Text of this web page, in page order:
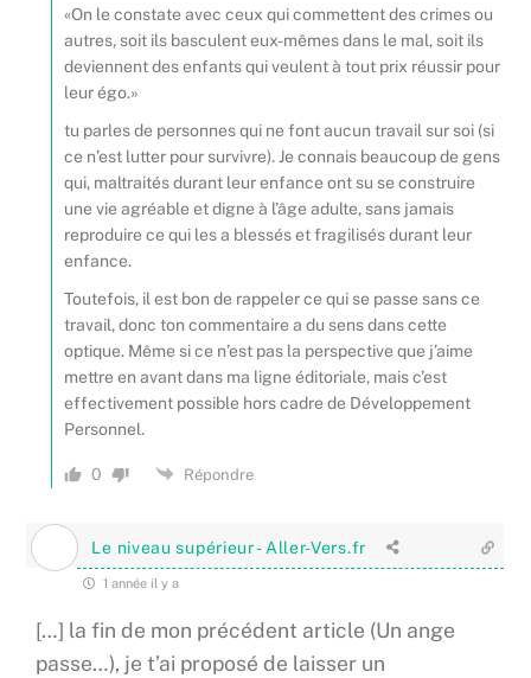
«On le constate avec ceux qui commettent des crimes ou
autres, soit ils basculent eux-mêmes dans le mal, soit ils
deviennent des enfants qui veulent à tout prix réussir pour
leur égo.»
tu parles de personnes qui ne font aucun travail sur soi (si
ce n’est lutter pour survivre). Je connais beaucoup de gens
qui, maltraités durant leur enfance ont su se construire
une vie agréable et digne à l’âge adulte, sans jamais
reproduire ce qui les a blessés et fragilisés durant leur
enfance.
Toutefois, il est bon de rappeler ce qui se passe sans ce
travail, donc ton commentaire a du sens dans cette
optique. Même si ce n’est pas la perspective que j’aime
mettre en avant dans ma ligne éditoriale, mais c’est
effectivement possible hors cadre de Développement
Personnel.
0 Répondre
Le niveau supérieur - Aller-Vers.fr
1 année il y a
[…] la fin de mon précédent article (Un ange
passe…), je t’ai proposé de laisser un